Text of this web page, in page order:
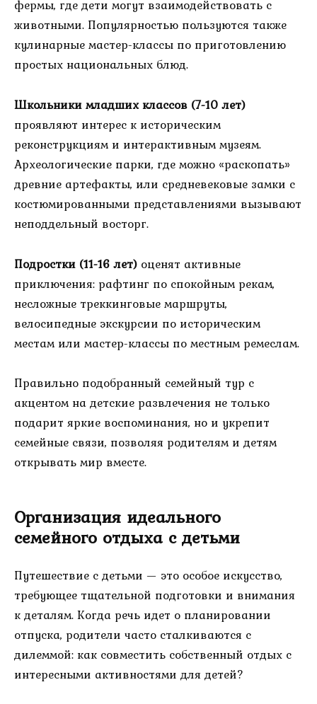
фермы, где дети могут взаимодействовать с
животными. Популярностью пользуются также
кулинарные мастер-классы по приготовлению
простых национальных блюд.
Школьники младших классов (7-10 лет)
проявляют интерес к историческим
реконструкциям и интерактивным музеям.
Археологические парки, где можно «раскопать»
древние артефакты, или средневековые замки с
костюмированными представлениями вызывают
неподдельный восторг.
Подростки (11-16 лет) оценят активные
приключения: рафтинг по спокойным рекам,
несложные треккинговые маршруты,
велосипедные экскурсии по историческим
местам или мастер-классы по местным ремеслам.
Правильно подобранный семейный тур с
акцентом на детские развлечения не только
подарит яркие воспоминания, но и укрепит
семейные связи, позволяя родителям и детям
открывать мир вместе.
Организация идеального
семейного отдыха с детьми
Путешествие с детьми — это особое искусство,
требующее тщательной подготовки и внимания
к деталям. Когда речь идет о планировании
отпуска, родители часто сталкиваются с
дилеммой: как совместить собственный отдых с
интересными активностями для детей?